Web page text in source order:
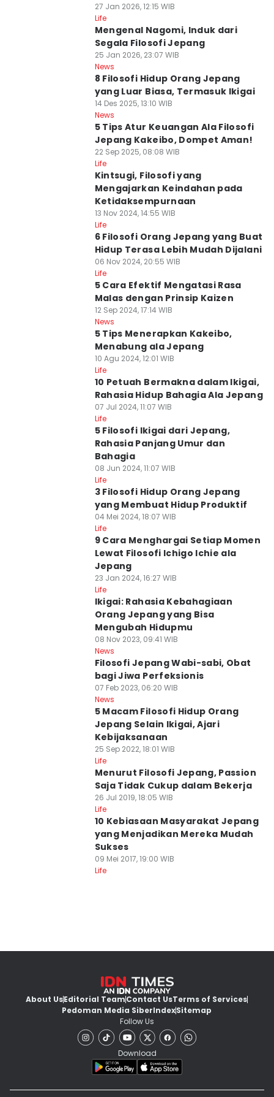
27 Jan 2026, 12:15 WIB
Life
Mengenal Nagomi, Induk dari
Segala Filosofi Jepang
25 Jan 2026, 23:07 WIB
News
8 Filosofi Hidup Orang Jepang
yang Luar Biasa, Termasuk Ikigai
14 Des 2025, 13:10 WIB
News
5 Tips Atur Keuangan Ala Filosofi
Jepang Kakeibo, Dompet Aman!
22 Sep 2025, 08:08 WIB
Life
Kintsugi, Filosofi yang
Mengajarkan Keindahan pada
Ketidaksempurnaan
13 Nov 2024, 14:55 WIB
Life
6 Filosofi Orang Jepang yang Buat
Hidup Terasa Lebih Mudah Dijalani
06 Nov 2024, 20:55 WIB
Life
5 Cara Efektif Mengatasi Rasa
Malas dengan Prinsip Kaizen
12 Sep 2024, 17:14 WIB
News
5 Tips Menerapkan Kakeibo,
Menabung ala Jepang
10 Agu 2024, 12:01 WIB
Life
10 Petuah Bermakna dalam Ikigai,
Rahasia Hidup Bahagia Ala Jepang
07 Jul 2024, 11:07 WIB
Life
5 Filosofi Ikigai dari Jepang,
Rahasia Panjang Umur dan
Bahagia
08 Jun 2024, 11:07 WIB
Life
3 Filosofi Hidup Orang Jepang
yang Membuat Hidup Produktif
04 Mei 2024, 18:07 WIB
Life
9 Cara Menghargai Setiap Momen
Lewat Filosofi Ichigo Ichie ala
Jepang
23 Jan 2024, 16:27 WIB
Life
Ikigai: Rahasia Kebahagiaan
Orang Jepang yang Bisa
Mengubah Hidupmu
08 Nov 2023, 09:41 WIB
News
Filosofi Jepang Wabi-sabi, Obat
bagi Jiwa Perfeksionis
07 Feb 2023, 06:20 WIB
News
5 Macam Filosofi Hidup Orang
Jepang Selain Ikigai, Ajari
Kebijaksanaan
25 Sep 2022, 18:01 WIB
Life
Menurut Filosofi Jepang, Passion
Saja Tidak Cukup dalam Bekerja
26 Jul 2019, 18:05 WIB
Life
10 Kebiasaan Masyarakat Jepang
yang Menjadikan Mereka Mudah
Sukses
09 Mei 2017, 19:00 WIB
Life
About UsEditorial TeamContact UsTerms of Services
Pedoman Media SiberIndexSitemap
Follow Us
Download